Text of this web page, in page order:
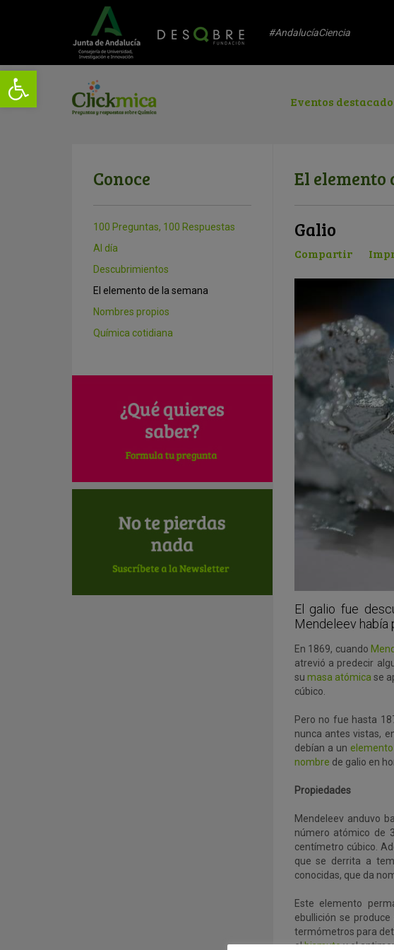
#AndalucíaCiencia
Eventos
Conoce
100 Preguntas, 100 Respuestas
Al día
Descubrimientos
El elemento de la semana
Nombres propios
Química cotidiana
El elemento
Galio
Compartir
El galio fue
Mendeleev había
En 1869, cuando
atrevió a predecir
su masa atómica se
cúbico.
Pero no fue hasta
nunca antes vistas,
debían a un elemento
nombre de galio en
Propiedades
Mendeleev anduvo
número atómico de
centímetro cúbico.
que se derrita a
conocidas, que da
Este elemento
ebullición se
termómetros para
elbismutoy el